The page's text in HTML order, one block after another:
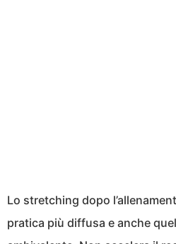
Lo stretching dopo
pratica più diffusa e anche